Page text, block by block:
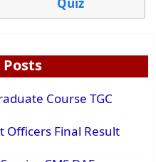
Quiz
Course TGC
Officers Final Result